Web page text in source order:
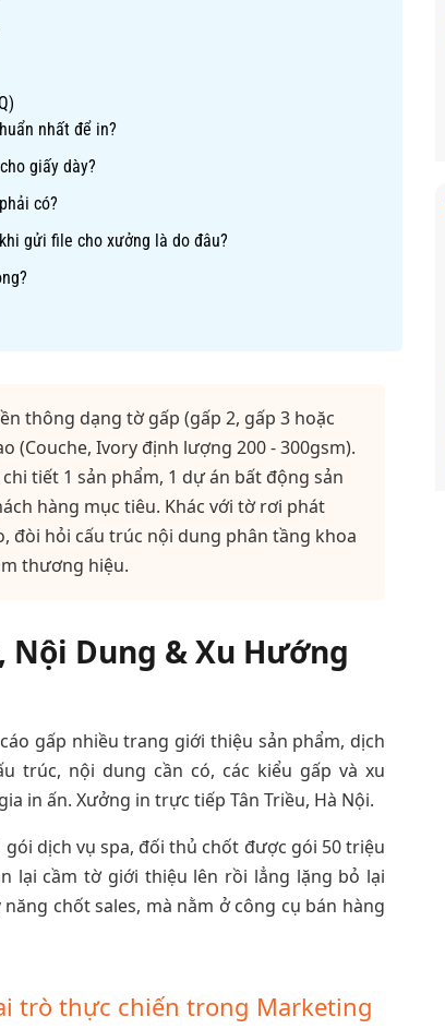
nhất để in?
giấy dày?
có?
gửi file cho xưởng là do đâu?
thông dạng tờ gấp (gấp 2, gấp 3 hoặc
(Couche, Ivory định lượng 200 - 300gsm).
tiết 1 sản phẩm, 1 dự án bất động sản
hàng mục tiêu. Khác với tờ rơi phát
hỏi cấu trúc nội dung phân tầng khoa
thương hiệu.
Nội Dung & Xu Hướng
gấp nhiều trang giới thiệu sản phẩm, dịch
trúc, nội dung cần có, các kiểu gấp và xu
in ấn. Xưởng in trực tiếp Tân Triều, Hà Nội.
dịch vụ spa, đối thủ chốt được gói 50 triệu
lại cầm tờ giới thiệu lên rồi lẳng lặng bỏ lại
chốt sales, mà nằm ở công cụ bán hàng
trò thực chiến trong Marketing